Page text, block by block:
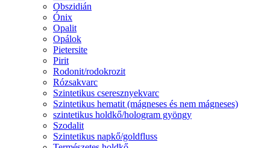
Obszidián
Ónix
Opalit
Opálok
Pietersite
Pirit
Rodonit/rodokrozit
Rózsakvarc
Szintetikus cseresznyekvarc
Szintetikus hematit (mágneses és nem mágneses)
szintetikus holdkő/hologram gyöngy
Szodalit
Szintetikus napkő/goldfluss